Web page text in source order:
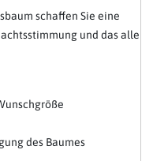
schaffen Sie eine
und das alle
des Baumes